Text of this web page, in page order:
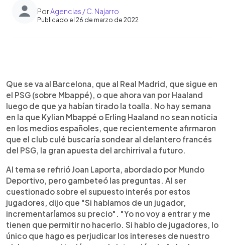
PorAgencias / C. Najarro
Publicado el 26 de marzo de 2022
Escuchar artículo
Que se va al Barcelona, que al Real Madrid, que sigue en
el PSG (sobre Mbappé), o que ahora van por Haaland
luego de que ya habían tirado la toalla. No hay semana
en la que Kylian Mbappé o Erling Haaland no sean noticia
en los medios españoles, que recientemente afirmaron
que el club culé buscaría sondear al delantero francés
del PSG, la gran apuesta del archirrival a futuro.
Al tema se refirió Joan Laporta, abordado por Mundo
Deportivo, pero gambeteó las preguntas. Al ser
cuestionado sobre el supuesto interés por estos
jugadores, dijo que "Si hablamos de un jugador,
incrementaríamos su precio". "Yo no voy a entrar y me
tienen que permitir no hacerlo. Si hablo de jugadores, lo
único que hago es perjudicar los intereses de nuestro